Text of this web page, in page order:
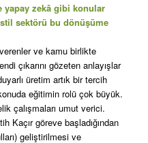
zekâ gibi konular
sektörü bu dönüşüme
ve kamu birlikte
çıkarını gözeten anlayışlar
üretim artık bir tercih
eğitimin rolü çok büyük.
çalışmaları umut verici.
Kaçır göreve başladığından
geliştirilmesi ve